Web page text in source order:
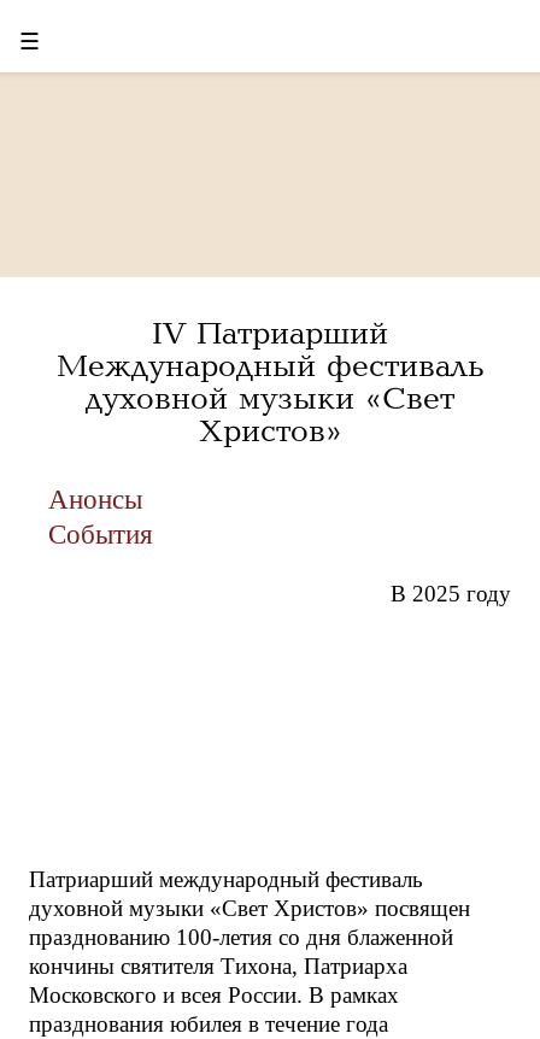
☰
IV Патриарший
Международный фестиваль
духовной музыки «Свет
Христов»
Анонсы
События
В 2025 году
Патриарший международный фестиваль
духовной музыки «Свет Христов» посвящен
празднованию 100-летия со дня блаженной
кончины святителя Тихона, Патриарха
Московского и всея России. В рамках
празднования юбилея в течение года